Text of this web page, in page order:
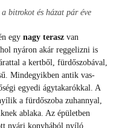
bitrokot és házat pár éve
egy nagy terasz van
nyáron akár reggelizni is
a kertből, fürdőszobával,
Mindegyikben antik vas-
egyedi ágytakarókkal. A
a fürdőszoba zuhannyal,
ablaka. Az épületben
nyári konyhából nyíló